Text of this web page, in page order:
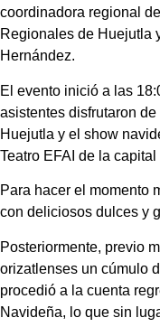
coordinadora regional
Regionales de Huejutla
Hernández.
El evento inició a las
asistentes disfrutaron
Huejutla y el show
Teatro EFAI de la
Para hacer el momento
con deliciosos dulces y
Posteriormente, previo
orizatlenses un cúmulo
procedió a la cuenta
Navideña, lo que sin